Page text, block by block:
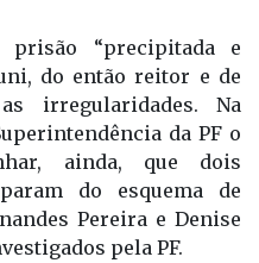
“precipitada e
do então reitor e de
irregularidades. Na
da PF o
ainda, que dois
do esquema de
Pereira e Denise
pela PF.